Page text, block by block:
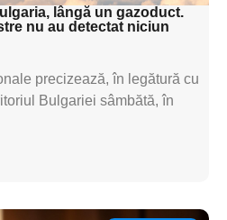
lângă un gazoduct.
nu au detectat niciun
precizează, în legătură cu
Bulgariei sâmbătă, în